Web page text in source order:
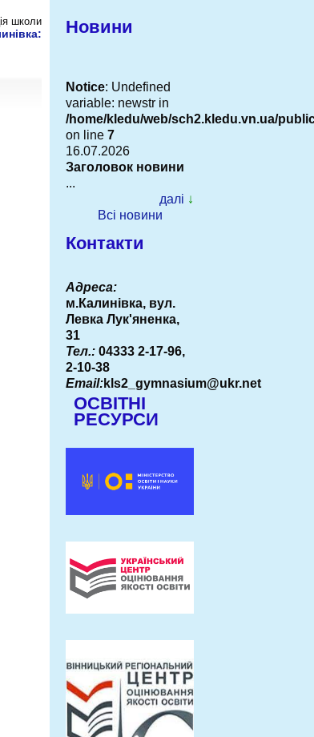
школи Новини
Notice: Undefined
variable: newstr in
/home/kledu/web/sch2.kledu.vn.ua/
on line 7
16.07.2026
Заголовок новини
...
далі ↓
Всі новини
Контакти
Адреса:
м.Калинівка, вул.
Левка Лук'яненка,
31
Тел.: 04333 2-17-96,
2-10-38
Email:kls2_gymnasium@ukr.net
ОСВІТНІ
РЕСУРСИ